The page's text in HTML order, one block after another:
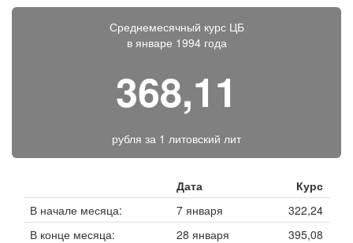
Среднемесячный курс ЦБ
в январе 1994 года
368,11
рубля за 1 литовский лит
Дата
Курс
В начале месяца:
7 января
322,24
В конце месяца:
28 января
395,08